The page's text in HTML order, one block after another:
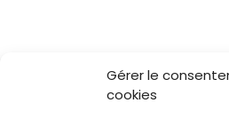
Gérer le
cookies